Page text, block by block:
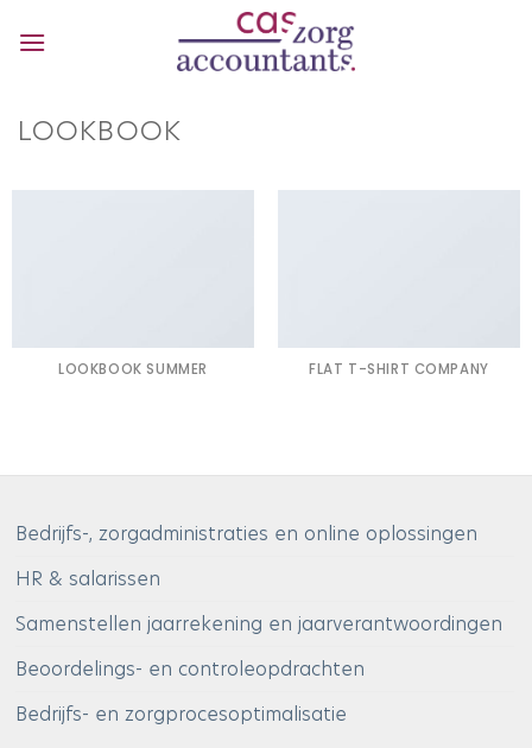
naar
LOOKBOOK
LOOKBOOK SUMMER FLAT T-SHIRT COMPANY
Bedrijfs-, zorgadministraties en online oplossingen
HR & salarissen
Samenstellen jaarrekening en jaarverantwoordingen
Beoordelings- en controleopdrachten
Bedrijfs- en zorgprocesoptimalisatie